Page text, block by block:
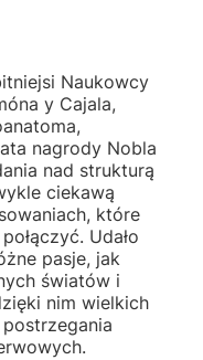
Naukowcy
y Cajala,
nagrody Nobla
nad strukturą
ciekawą
które
Udało
pasje, jak
światów i
nim wielkich